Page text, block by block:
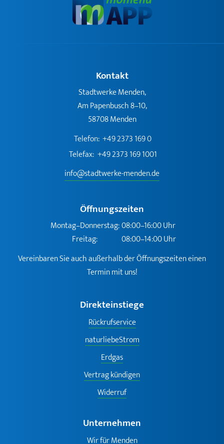
Kontakt
Stadtwerke Menden,
Am Papenbusch 8–10,
58708 Menden
Telefon: +49 2373 169 0
Telefax: +49 2373 169 1001
info@stadtwerke-menden.de
Öffnungszeiten
Montag–Donnerstag:08:00–16:00 Uhr
Freitag:
08:00–14:00 Uhr
Vereinbaren Sie auch außerhalb der Öffnungszeiten einen
Termin mit uns!
Direkteinstiege
Rückrufservice
naturliebeStrom
Erdgas
Vertrag kündigen
Widerruf
Unternehmen
Wir für Menden